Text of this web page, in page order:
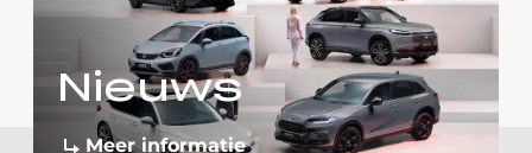
Nieuws
Meer informatie